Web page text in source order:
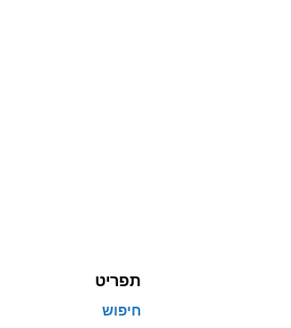
תפריט
חיפוש